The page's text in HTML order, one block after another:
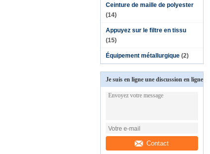
Ceinture de maille de polyester
(14)
Appuyez sur le filtre en tissu
(15)
Équipement métallurgique (2)
Je suis en ligne une discussion en ligne
Contact